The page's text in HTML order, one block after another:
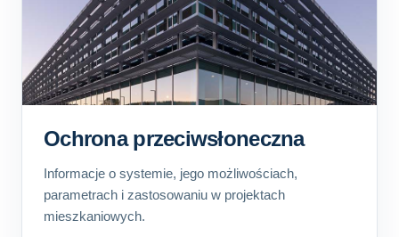
Ochrona przeciwsłoneczna
Informacje o systemie, jego możliwościach,
parametrach i zastosowaniu w projektach
mieszkaniowych.